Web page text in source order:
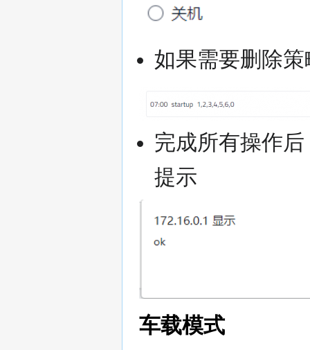
如果需要删除
完成所有操作
提示
车载模式